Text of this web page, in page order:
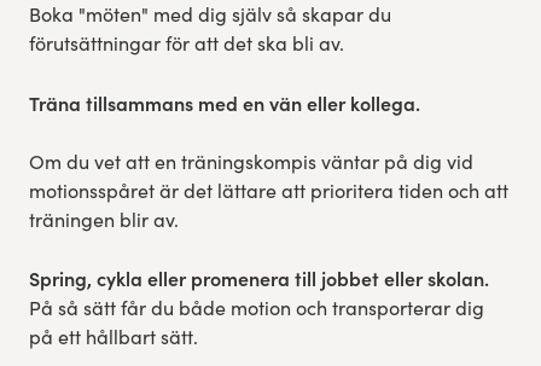
Boka "möten" med dig själv så skapar du
förutsättningar för att det ska bli av.
Träna tillsammans med en vän eller kollega.
Om du vet att en träningskompis väntar på dig vid
motionsspåret är det lättare att prioritera tiden och att
träningen blir av.
Spring, cykla eller promenera till jobbet eller skolan.
På så sätt får du både motion och transporterar dig
på ett hållbart sätt.